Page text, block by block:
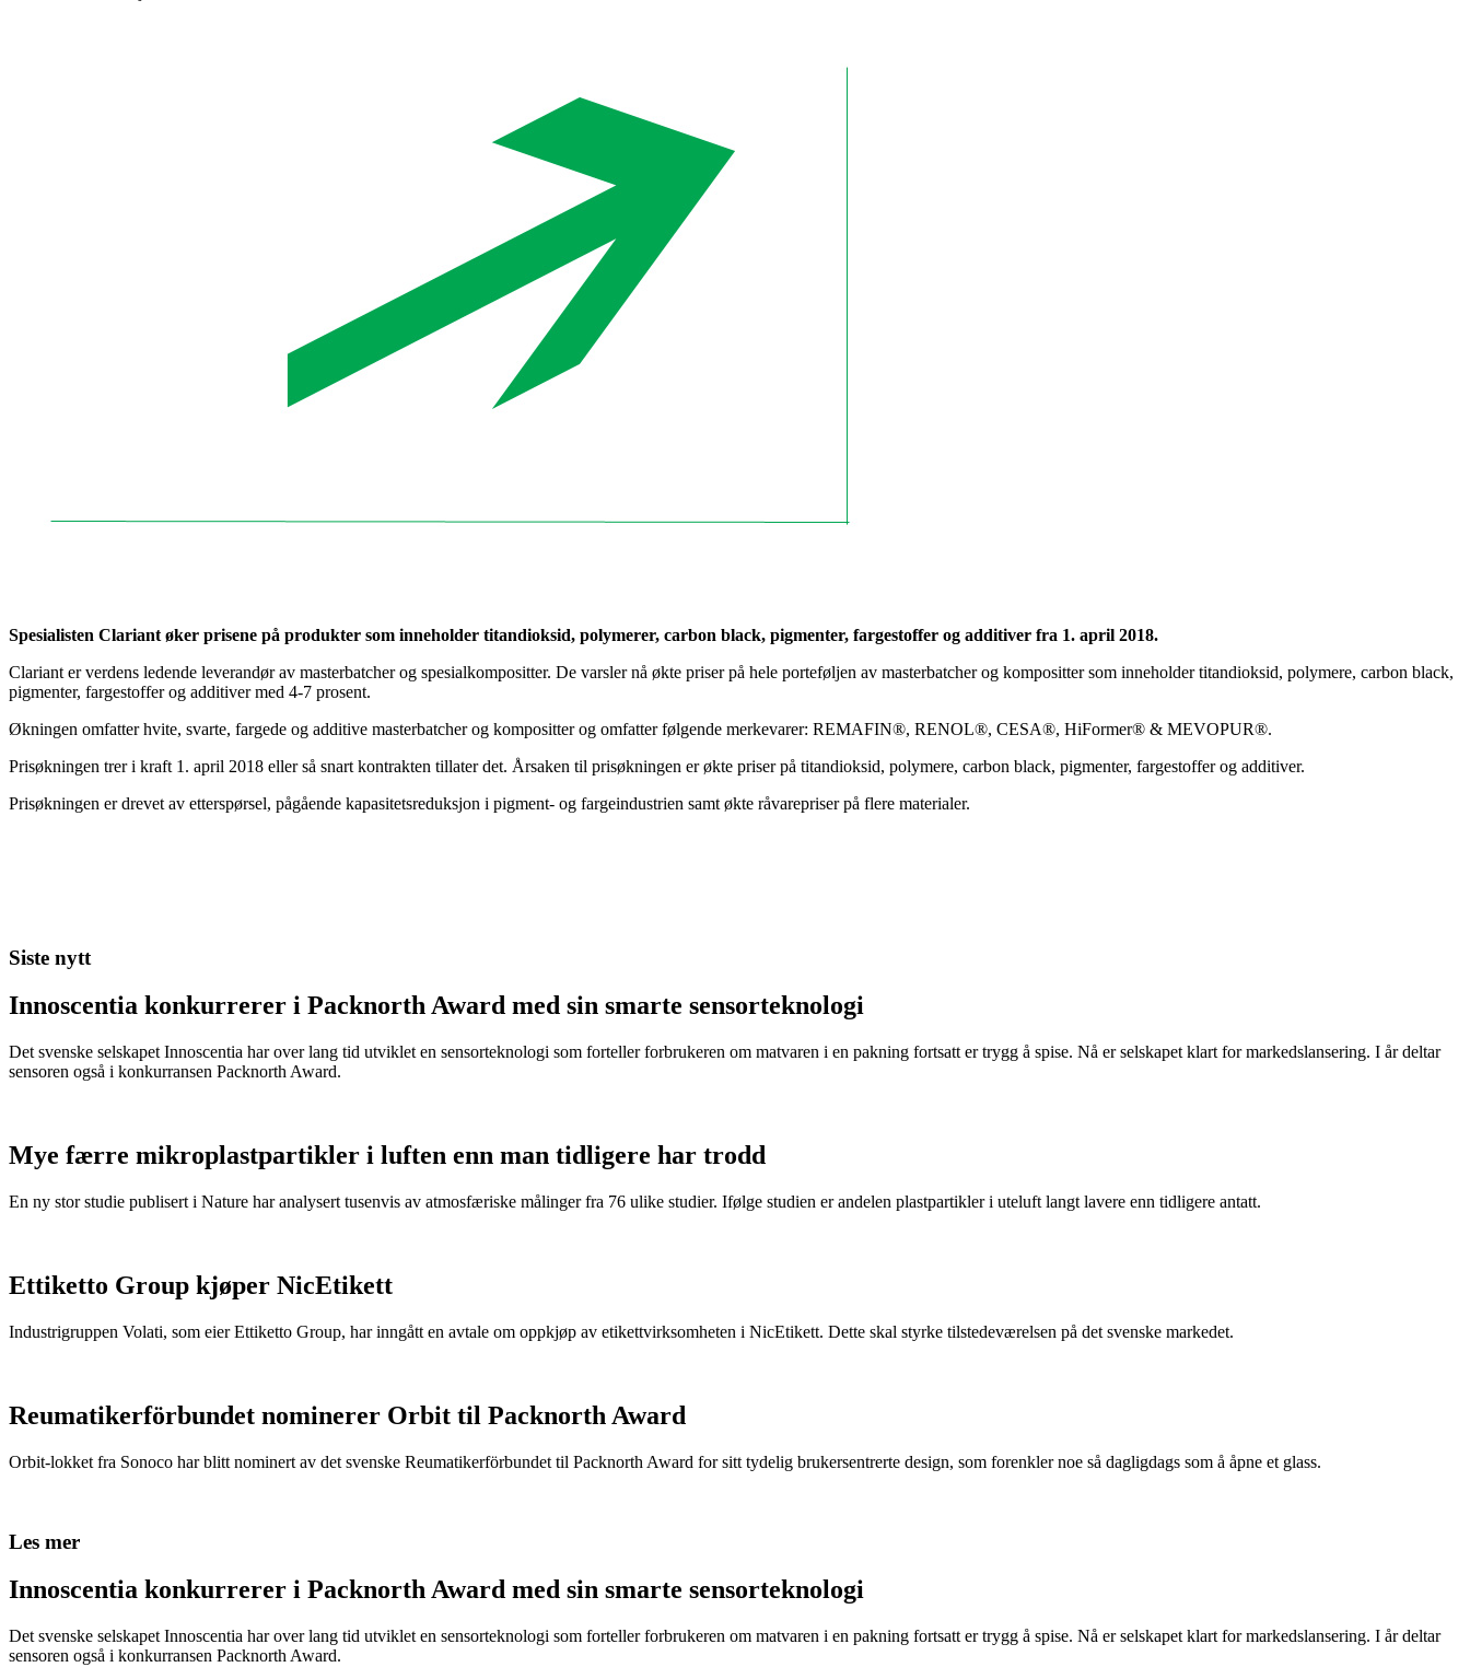
Spesialisten Clariant øker prisene på produkter som inneholder titandioksid, polymerer, carbon black, pigmenter, fargestoffer og additiver fra 1. april 2018.
Clariant er verdens ledende leverandør av masterbatcher og spesialkompositter. De varsler nå økte priser på hele porteføljen av masterbatcher og kompositter som inneholder titandioksid, polymere, carbon black,
pigmenter, fargestoffer og additiver med 4-7 prosent.
Økningen omfatter hvite, svarte, fargede og additive masterbatcher og kompositter og omfatter følgende merkevarer: REMAFIN®, RENOL®, CESA®, HiFormer® & MEVOPUR®.
Prisøkningen trer i kraft 1. april 2018 eller så snart kontrakten tillater det. Årsaken til prisøkningen er økte priser på titandioksid, polymere, carbon black, pigmenter, fargestoffer og additiver.
Prisøkningen er drevet av etterspørsel, pågående kapasitetsreduksjon i pigment- og fargeindustrien samt økte råvarepriser på flere materialer.
Siste nytt
Innoscentia konkurrerer i Packnorth Award med sin smarte sensorteknologi
Det svenske selskapet Innoscentia har over lang tid utviklet en sensorteknologi som forteller forbrukeren om matvaren i en pakning fortsatt er trygg å spise. Nå er selskapet klart for markedslansering. I år deltar
sensoren også i konkurransen Packnorth Award.
Mye færre mikroplastpartikler i luften enn man tidligere har trodd
En ny stor studie publisert i Nature har analysert tusenvis av atmosfæriske målinger fra 76 ulike studier. Ifølge studien er andelen plastpartikler i uteluft langt lavere enn tidligere antatt.
Ettiketto Group kjøper NicEtikett
Industrigruppen Volati, som eier Ettiketto Group, har inngått en avtale om oppkjøp av etikettvirksomheten i NicEtikett. Dette skal styrke tilstedeværelsen på det svenske markedet.
Reumatikerförbundet nominerer Orbit til Packnorth Award
Orbit-lokket fra Sonoco har blitt nominert av det svenske Reumatikerförbundet til Packnorth Award for sitt tydelig brukersentrerte design, som forenkler noe så dagligdags som å åpne et glass.
Les mer
Innoscentia konkurrerer i Packnorth Award med sin smarte sensorteknologi
Det svenske selskapet Innoscentia har over lang tid utviklet en sensorteknologi som forteller forbrukeren om matvaren i en pakning fortsatt er trygg å spise. Nå er selskapet klart for markedslansering. I år deltar
sensoren også i konkurransen Packnorth Award.